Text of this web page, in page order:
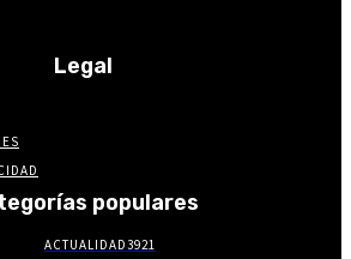
Legal
populares
ACTUALIDAD3921